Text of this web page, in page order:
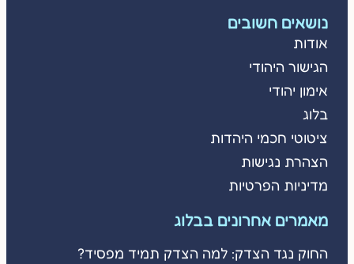
נושאים חשובים
אודות
הגישור היהודי
אימון יהודי
בלוג
ציטוטי חכמי היהדות
הצהרת נגישות
מדיניות הפרטיות
מאמרים אחרונים בבלוג
החוק נגד הצדק: למה הצדק תמיד מפסיד?